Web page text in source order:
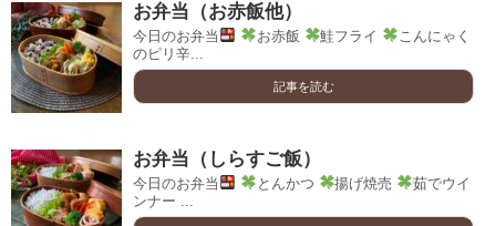
お弁当（お赤飯他）
今日のお弁当 お赤飯 鮭フライ
こんにゃく
のピリ辛...
記事を読む
お弁当（しらすご飯）
今日のお弁当 とんかつ 揚げ焼売
茹でウイ
ンナー ...